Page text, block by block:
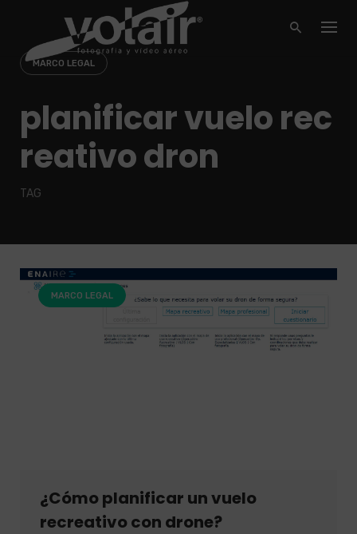
content
MARCO LEGAL
planificar vuelo rec
reativo dron
TAG
MARCO LEGAL
¿Cómo planificar un vuelo
recreativo con drone?